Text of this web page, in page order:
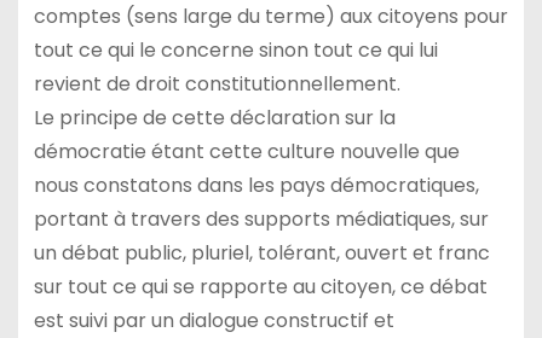
comptes (sens large du terme) aux citoyens pour
tout ce qui le concerne sinon tout ce qui lui
revient de droit constitutionnellement.
Le principe de cette déclaration sur la
démocratie étant cette culture nouvelle que
nous constatons dans les pays démocratiques,
portant à travers des supports médiatiques, sur
un débat public, pluriel, tolérant, ouvert et franc
sur tout ce qui se rapporte au citoyen, ce débat
est suivi par un dialogue constructif et